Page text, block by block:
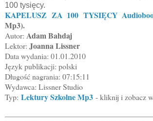
100 tysięcy.
KAPELUSZ ZA 100 TYSIĘCY
Mp3).
Autor: Adam Bahdaj
Lektor: Joanna Lissner
Data wydania: 01.01.2010
Język publikacji: polski
Długość nagrania: 07:15:11
Wydawca: Lissner Studio
Typ: Lektury Szkolne Mp3 - kliknij i zobacz